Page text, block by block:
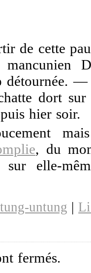
de cette
détournée.
dort sur
hier soir.
, du
elle-
untung |
fermés.